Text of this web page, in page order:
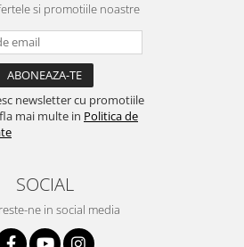
si promotiile noastre
newsletter cu promotiile
mai multe in Politica de
SOCIAL
ne in social media